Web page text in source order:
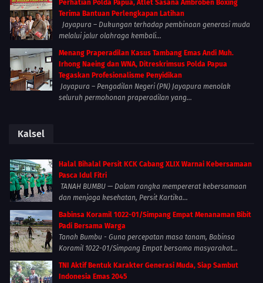
Perhatian Polda Papua, Atlet Sasana Ambroben Boxing
Terima Bantuan Perlengkapan Latihan
Jayapura – Dukungan terhadap pembinaan generasi muda
melalui jalur olahraga kembali...
Menang Praperadilan Kasus Tambang Emas Andi Muh.
Irhong Naeing dan WNA, Ditreskrimsus Polda Papua
Tegaskan Profesionalisme Penyidikan
Jayapura – Pengadilan Negeri (PN) Jayapura menolak
seluruh permohonan praperadilan yang...
Kalsel
Halal Bihalal Persit KCK Cabang XLIX Warnai Kebersamaan
Pasca Idul Fitri
TANAH BUMBU — Dalam rangka mempererat kebersamaan
dan menjaga kesehatan, Persit Kartika...
Babinsa Koramil 1022-01/Simpang Empat Menanaman Bibit
Padi Bersama Warga
Tanah Bumbu - Guna percepatan masa tanam, Babinsa
Koramil 1022-01/Simpang Empat bersama masyarakat...
TNI Aktif Bentuk Karakter Generasi Muda, Siap Sambut
Indonesia Emas 2045